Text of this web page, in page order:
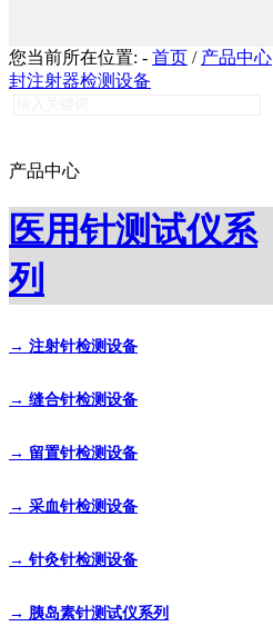
您当前所在位置: - 首页 / 产品中心
封注射器检测设备
产品中心
医用针测试仪系
列
→ 注射针检测设备
→ 缝合针检测设备
→ 留置针检测设备
→ 采血针检测设备
→ 针灸针检测设备
→ 胰岛素针测试仪系列